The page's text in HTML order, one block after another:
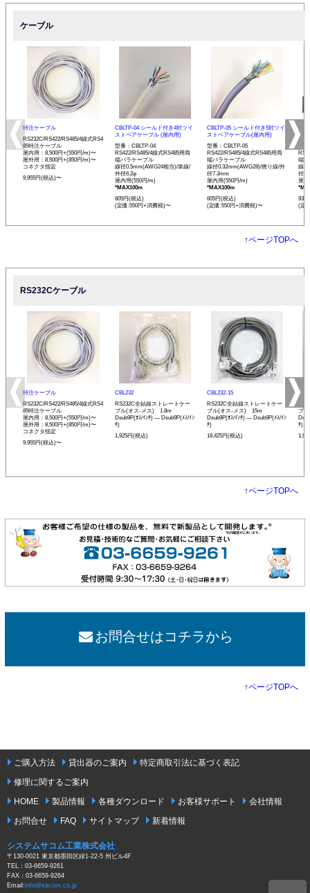
ケーブル
特注ケーブル
RS232C/RS422/RS485/4線式RS4
85特注ケーブル
屋内用：8,500円+(550円/m)〜
屋外用：8,500円+(850円/m)〜
コネクタ指定
9,955円(税込)〜
CBLTP-04 シールド付き4対ツイ
ストペアケーブル (屋内用)
型番：CBLTP-04
RS422/RS485/4線式RS485用両
端バラケーブル
線径0.5mm(AWG24相当)/単線/
外径6.2φ
屋内用(550円/m)
*MAX100m
605円(税込)
(定価:550円+消費税)〜
CBLTP-05 シールド付き5対ツイ
ストペアケーブル(屋内用)
型番：CBLTP-05
RS422/RS485/4線式RS485用両
端バラケーブル
線径0.32mm(AWG28)/撚り線/外
径7.3mm
屋内用(550円/m)
*MAX100m
605円(税込)
(定価:550円+消費税)〜
イ
端
線
径
屋
935
(定
↑ページTOPへ
RS232Cケーブル
特注ケーブル
RS232C/RS422/RS485/4線式RS4
85特注ケーブル
屋内用：8,500円+(550円/m)〜
屋外用：8,500円+(850円/m)〜
コネクタ指定
9,955円(税込)〜
CBL232
RS232C全結線ストレートケー
ブル(オス-メス) 1.8m
Dsub9P(ｵｽ/ｲﾝﾁ) ― Dsub9P(ﾒｽ/ｲﾝ
ﾁ)
1,925円(税込)
CBL232-15
RS232C全結線ストレートケー
ブル(オス-メス) 15m
Dsub9P(ｵｽ/ｲﾝﾁ) ― Dsub9P(ﾒｽ/ｲﾝ
ﾁ)
18,425円(税込)
ブ
ﾁ)
↑ページTOPへ
お問合せはコチラから
↑ページTOPへ
ご購入方法 貸出器のご案内
特定商取引法に基づく表記
修理に関するご案内
HOME
製品情報 各種ダウンロード お客様サポート
会社情報
お問合せ
FAQ サイトマップ 新着情報
システムサコム工業株式会社
〒130-0021 東京都墨田区緑1-22-5 州ビル4F
TEL：03-6659-9261
FAX：03-6659-9264
Email:info@sacom.co.jp